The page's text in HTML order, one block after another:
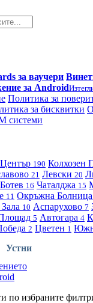
за ваучери
за Android
Политика за
за бисквитки
системи
Център 190 Колхозен
21 Левски 20
16 Чаталджа 15
11 Окръжна Болница
10 Аспарухово 7
5 Автогара 4
2 Цветен 1
Устни
по избраните